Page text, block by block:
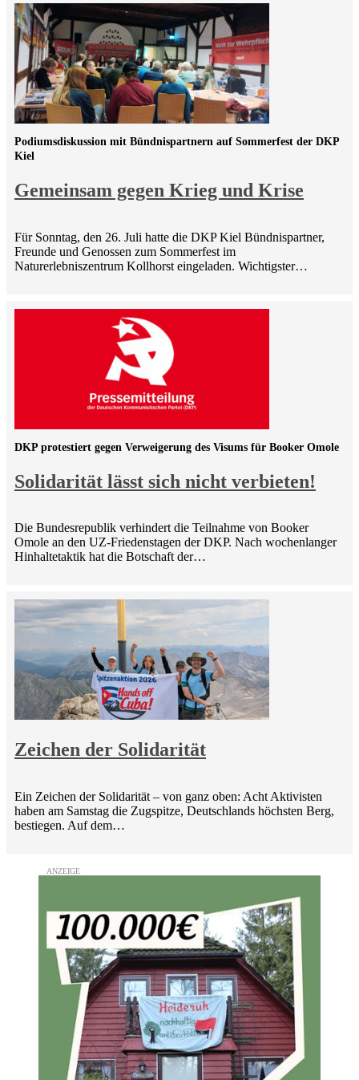
Gemeinsam gegen Krieg und Krise
Podiumsdiskussion mit Bündnispartnern auf Sommerfest der DKP
Kiel
Für Sonntag, den 26. Juli hatte die DKP Kiel Bündnispartner,
Freunde und Genossen zum Sommerfest im
Naturerlebniszentrum Kollhorst eingeladen. Wichtigster…
Solidarität lässt sich nicht verbieten!
DKP protestiert gegen Verweigerung des Visums für Booker Omole
Die Bundesrepublik verhindert die Teilnahme von Booker
Omole an den UZ-Friedenstagen der DKP. Nach wochenlanger
Hinhaltetaktik hat die Botschaft der…
Zeichen der Solidarität
Ein Zeichen der Solidarität – von ganz oben: Acht Aktivisten
haben am Samstag die Zugspitze, Deutschlands höchsten Berg,
bestiegen. Auf dem…